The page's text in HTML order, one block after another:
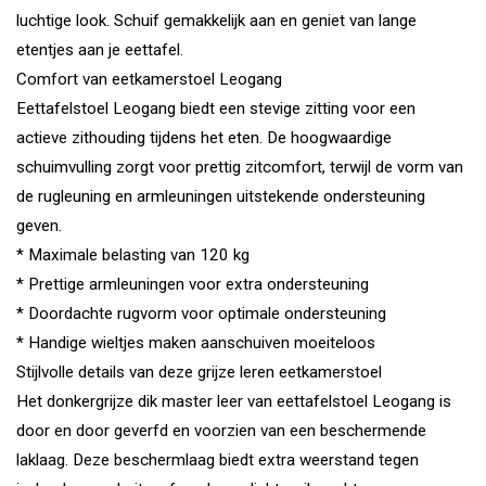
luchtige look. Schuif gemakkelijk aan en geniet van lange
etentjes aan je eettafel.
Comfort van eetkamerstoel Leogang
Eettafelstoel Leogang biedt een stevige zitting voor een
actieve zithouding tijdens het eten. De hoogwaardige
schuimvulling zorgt voor prettig zitcomfort, terwijl de vorm van
de rugleuning en armleuningen uitstekende ondersteuning
geven.
* Maximale belasting van 120 kg
* Prettige armleuningen voor extra ondersteuning
* Doordachte rugvorm voor optimale ondersteuning
* Handige wieltjes maken aanschuiven moeiteloos
Stijlvolle details van deze grijze leren eetkamerstoel
Het donkergrijze dik master leer van eettafelstoel Leogang is
door en door geverfd en voorzien van een beschermende
laklaag. Deze beschermlaag biedt extra weerstand tegen